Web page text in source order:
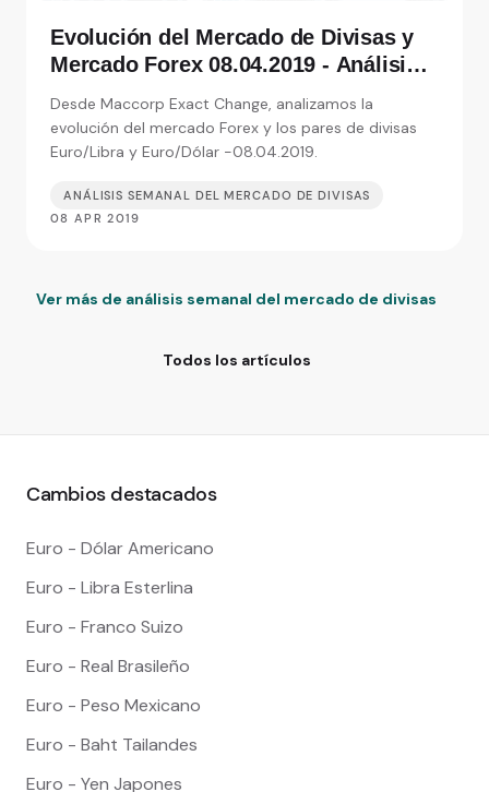
Evolución del Mercado de Divisas y
Mercado Forex 08.04.2019 - Análisis
de moneda
Desde Maccorp Exact Change, analizamos la
evolución del mercado Forex y los pares de divisas
Euro/Libra y Euro/Dólar -08.04.2019.
ANÁLISIS SEMANAL DEL MERCADO DE DIVISAS
08 APR 2019
Ver más de análisis semanal del mercado de divisas
Todos los artículos
Cambios destacados
Euro - Dólar Americano
Euro - Libra Esterlina
Euro - Franco Suizo
Euro - Real Brasileño
Euro - Peso Mexicano
Euro - Baht Tailandes
Euro - Yen Japones